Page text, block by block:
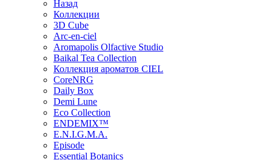
Назад
Коллекции
3D Cube
Arc-en-ciel
Aromapolis Olfactive Studio
Baikal Tea Collection
Коллекция ароматов CIEL
СoreNRG
Daily Box
Demi Lune
Eco Collection
ENDEMIX™
E.N.I.G.M.A.
Episode
Essential Botanics